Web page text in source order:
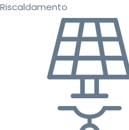
Riscaldamento